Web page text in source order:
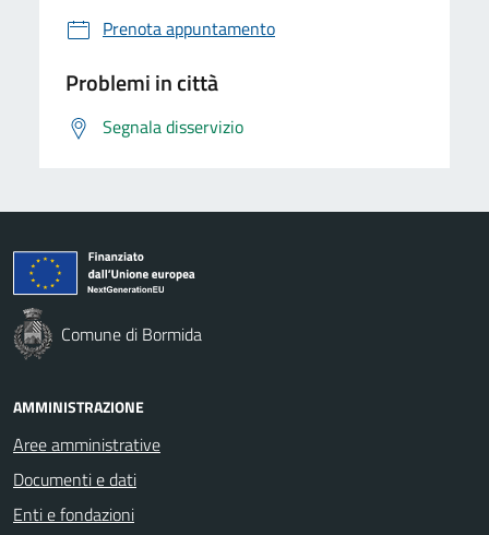
Prenota appuntamento
Problemi in città
Segnala disservizio
Comune di Bormida
AMMINISTRAZIONE
Aree amministrative
Documenti e dati
Enti e fondazioni